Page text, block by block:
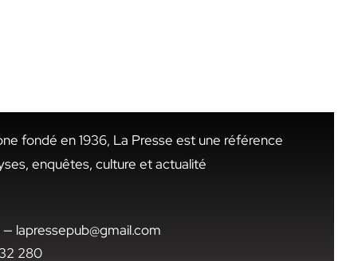
fondé en 1936, La Presse est une référence
enquêtes, culture et actualité
lapressepub@gmail.com
280